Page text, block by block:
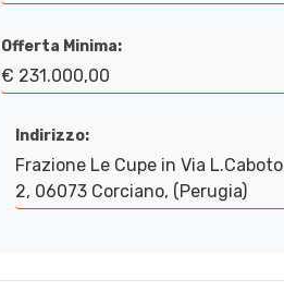
Offerta Minima:
€ 231.000,00
Indirizzo:
Frazione Le Cupe in Via L.Caboto
2, 06073 Corciano, (Perugia)